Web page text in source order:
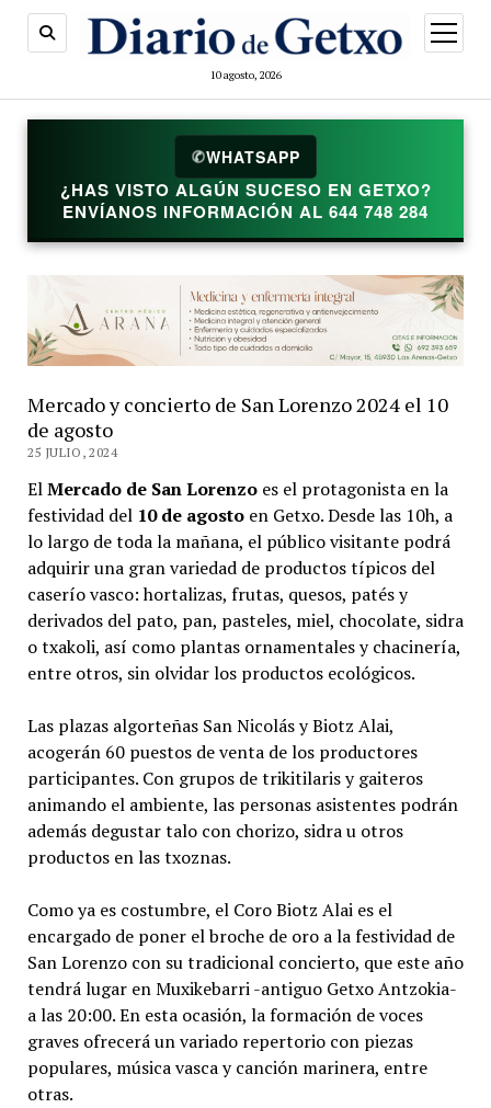
10 agosto, 2026
abrir
menú
✆WHATSAPP
¿HAS VISTO ALGÚN SUCESO EN GETXO?
ENVÍANOS INFORMACIÓN AL 644 748 284
Mercado y concierto de San Lorenzo 2024 el 10
de agosto
25 JULIO, 2024
ElMercado de San Lorenzoes el protagonista en la
festividad del 10 de agostoen Getxo. Desde las 10h, a
lo largo de toda la mañana, el público visitante podrá
adquirir una gran variedad de productos típicos del
caserío vasco: hortalizas, frutas, quesos, patés y
derivados del pato, pan, pasteles, miel, chocolate, sidra
o txakoli, así como plantas ornamentales y chacinería,
entre otros, sin olvidar los productos ecológicos.
Las plazas algorteñas San Nicolás y Biotz Alai,
acogerán 60 puestos de venta de los productores
participantes. Con grupos de trikitilaris y gaiteros
animando el ambiente, las personas asistentes podrán
además degustar talo con chorizo, sidra u otros
productos en las txoznas.
Como ya es costumbre, el Coro Biotz Alai es el
encargado de poner el broche de oro a la festividad de
San Lorenzo con su tradicional concierto, que este año
tendrá lugar en Muxikebarri -antiguo Getxo Antzokia-
a las 20:00. En esta ocasión, la formación de voces
graves ofrecerá un variado repertorio con piezas
populares, música vasca y canción marinera, entre
otras.